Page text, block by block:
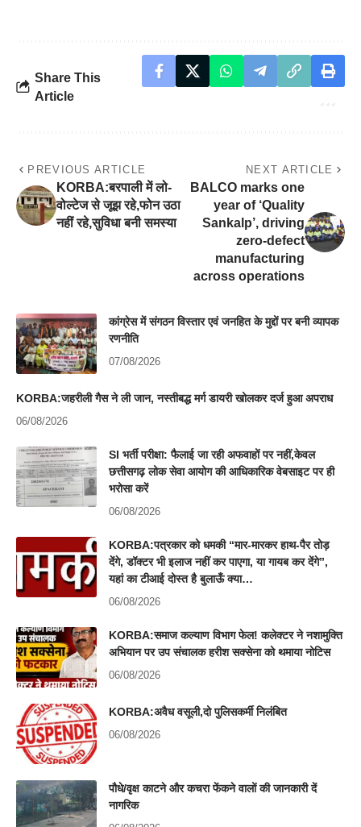
Share This
Article
PREVIOUS ARTICLE
KORBA:बरपाली में लो-
वोल्टेज से जूझ रहे,फोन उठा
नहीं रहे,सुविधा बनी समस्या
NEXT ARTICLE
BALCO marks one
year of ‘Quality
Sankalp’, driving
zero-defect
manufacturing
across operations
कांग्रेस में संगठन विस्तार एवं जनहित के मुद्दों पर बनी व्यापक
रणनीति
07/08/2026
KORBA:जहरीली गैस ने ली जान, नस्तीबद्ध मर्ग डायरी खोलकर दर्ज हुआ अपराध
06/08/2026
SI भर्ती परीक्षा: फैलाई जा रही अफवाहों पर नहीं,केवल
छत्तीसगढ़ लोक सेवा आयोग की आधिकारिक वेबसाइट पर ही
भरोसा करें
06/08/2026
KORBA:पत्रकार को धमकी “मार-मारकर हाथ-पैर तोड़
देंगे, डॉक्टर भी इलाज नहीं कर पाएगा, या गायब कर देंगे”,
यहां का टीआई दोस्त है बुलाऊँ क्या…
06/08/2026
KORBA:समाज कल्याण विभाग फेल! कलेक्टर ने नशामुक्ति
अभियान पर उप संचालक हरीश सक्सेना को थमाया नोटिस
06/08/2026
KORBA:अवैध वसूली,दो पुलिसकर्मी निलंबित
06/08/2026
पौधे/वृक्ष काटने और कचरा फेंकने वालों की जानकारी दें
नागरिक